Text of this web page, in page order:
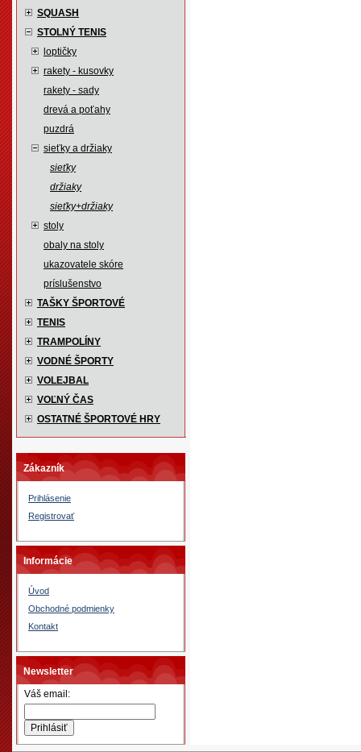
SQUASH
STOLNÝ TENIS
loptičky
rakety - kusovky
rakety - sady
drevá a poťahy
puzdrá
sieťky a držiaky
sieťky
držiaky
sieťky+držiaky
stoly
obaly na stoly
ukazovatele skóre
príslušenstvo
TAŠKY ŠPORTOVÉ
TENIS
TRAMPOLÍNY
VODNÉ ŠPORTY
VOLEJBAL
VOĽNÝ ČAS
OSTATNÉ ŠPORTOVÉ HRY
Zákazník
Prihlásenie
Registrovať
Informácie
Úvod
Obchodné podmienky
Kontakt
Newsletter
Váš email: